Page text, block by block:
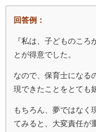
回答例：
『私は、子どものころ
とが得意でした。
なので、保育士になる
現できたことをとても
もちろん、夢ではなく
てみると、大変責任が